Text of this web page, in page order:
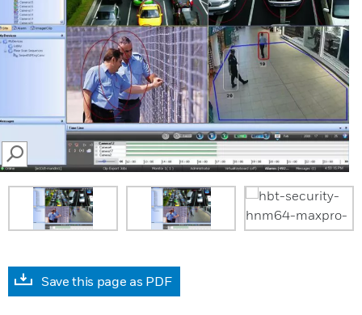
SEARCH
Save this page as PDF